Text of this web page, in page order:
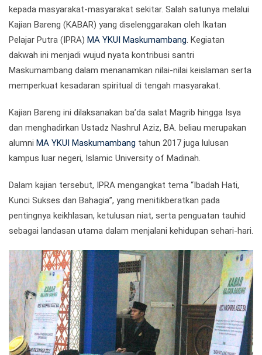
kepada masyarakat-masyarakat sekitar. Salah satunya melalui
Kajian Bareng (KABAR) yang diselenggarakan oleh Ikatan
Pelajar Putra (IPRA) MA YKUI Maskumambang. Kegiatan
dakwah ini menjadi wujud nyata kontribusi santri
Maskumambang dalam menanamkan nilai-nilai keislaman serta
memperkuat kesadaran spiritual di tengah masyarakat.
Kajian Bareng ini dilaksanakan ba’da salat Magrib hingga Isya
dan menghadirkan Ustadz Nashrul Aziz, BA. beliau merupakan
alumni MA YKUI Maskumambang tahun 2017 juga lulusan
kampus luar negeri, Islamic University of Madinah.
Dalam kajian tersebut, IPRA mengangkat tema “Ibadah Hati,
Kunci Sukses dan Bahagia”, yang menitikberatkan pada
pentingnya keikhlasan, ketulusan niat, serta penguatan tauhid
sebagai landasan utama dalam menjalani kehidupan sehari-hari.